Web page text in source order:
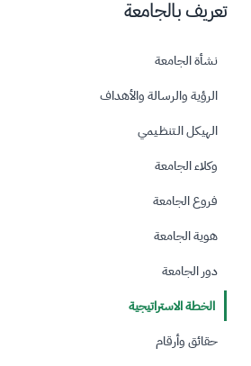
تعريف بالجامعة
نشأة الجامعة
الرؤية والرسالة والأهداف
الهيكل الـتنظـيمي
وكلاء الجامعة
فروع الجامعة
هوية الجامعة
دور الجامعة
الخطة الاستراتيجية
حقائق وأرقام